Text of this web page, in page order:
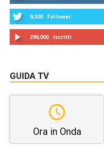
9,300 Follower
290,000 Iscritti
GUIDA TV
Ora in Onda